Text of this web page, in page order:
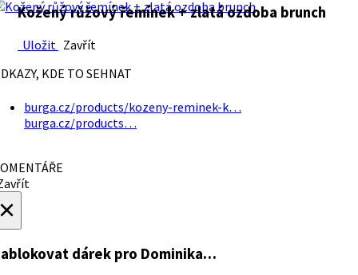
Kožený růžový řemínek + zlatá ozdoba brunch
Uložit Zavřít
KDE TO SEHNAT
burga.cz/products/kozeny-reminek-k…
burga.cz/products…
dárek pro Dominika…